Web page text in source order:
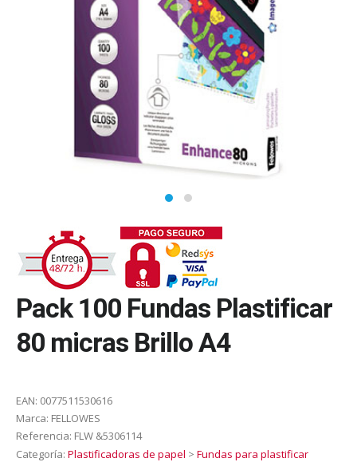
Pack 100 Fundas Plastificar
80 micras Brillo A4
EAN: 0077511530616
Marca: FELLOWES
Referencia: FLW &5306114
Categoría: Plastificadoras de papel > Fundas para plastificar